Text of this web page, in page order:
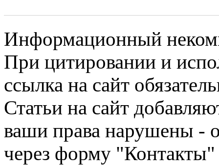
Информационный
При цитировании и
ссылка на сайт
Статьи на сайт
ваши права нарушены -
через форму "Контакты"